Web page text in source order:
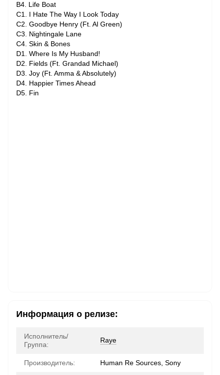
B4. Life Boat
C1. I Hate The Way I Look Today
C2. Goodbye Henry (Ft. Al Green)
C3. Nightingale Lane
C4. Skin & Bones
D1. Where Is My Husband!
D2. Fields (Ft. Grandad Michael)
D3. Joy (Ft. Amma & Absolutely)
D4. Happier Times Ahead
D5. Fin
Информация о релизе:
Исполнитель/
Группа:
Raye
Производитель: Human Re Sources, Sony